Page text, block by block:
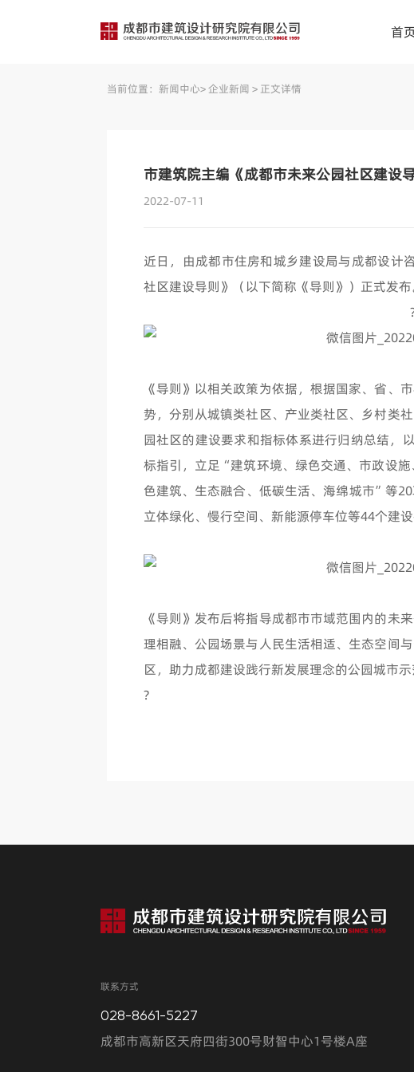
首
当前位置： 新闻中心>企业新闻 > 正文详情
市建筑院主编《成都市未来公园社区建设
2022-07-11
近日，由成都市住房和城乡建设局与成都设计
社区建设导则》（以下简称《导则》）正式发布
《导则》以相关政策为依据，根据国家、省、
势，分别从城镇类社区、产业类社区、乡村类
园社区的建设要求和指标体系进行归纳总结
标指引，立足“建筑环境、绿色交通、市政设
色建筑、生态融合、低碳生活、海绵城市”等
立体绿化、慢行空间、新能源停车位等44个建
《导则》发布后将指导成都市市域范围内的未
理相融、公园场景与人民生活相适、生态空间
区，助力成都建设践行新发展理念的公园城市示
?
联系方式
028-8661-5227
成都市高新区天府四街300号财智中心1号楼A座